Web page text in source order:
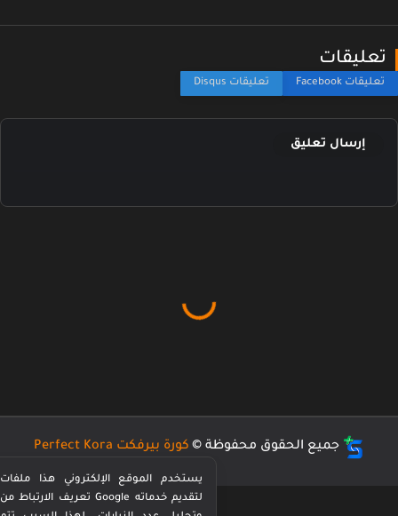
إرسال تعليق
جميع الحقوق محفوظة © كورة بيرفكت Perfect Kora
يستخدم الموقع الإلكتروني هذا ملفات
تعريف الارتباط من Google لتقديم خدماته